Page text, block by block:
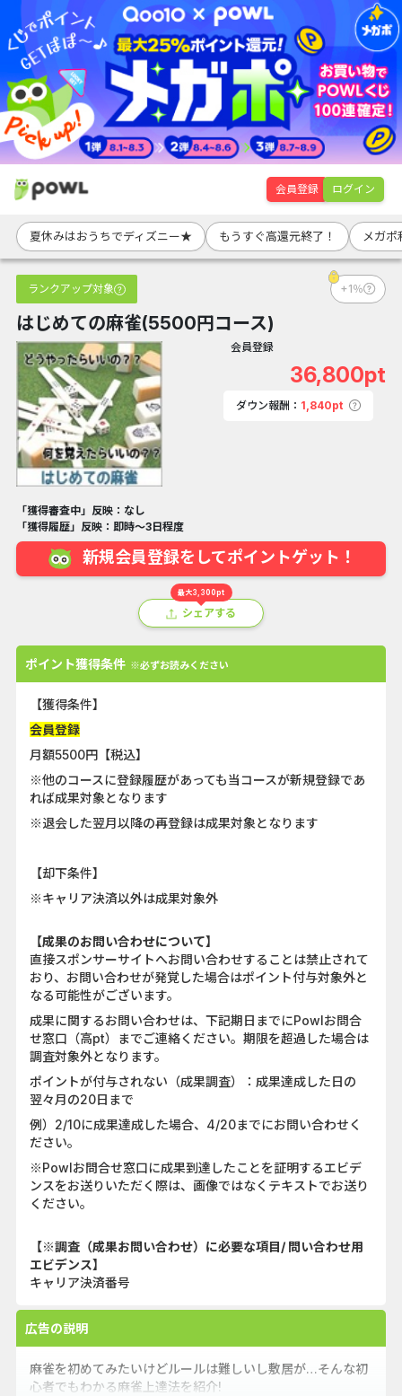
会員登録 ログイン
夏休みはおうちでディズニー★ もうすぐ高還元終了！ メガ
ランクアップ対象 +1％
はじめての麻雀(5500円コース)
会員登録
36,800pt
ダウン報酬： 1,840pt
「獲得審査中」反映：なし
「獲得履歴」反映：即時～3日程度
新規会員登録をしてポイントゲット！
最大3,300pt
シェアする
ポイント獲得条件 ※必ずお読みください
【獲得条件】
会員登録
月額5500円【税込】
※他のコースに登録履歴があっても当コースが新規登録であ
れば成果対象となります
※退会した翌月以降の再登録は成果対象となります
【却下条件】
※キャリア決済以外は成果対象外
【成果のお問い合わせについて】
直接スポンサーサイトへお問い合わせすることは禁止されて
おり、お問い合わせが発覚した場合はポイント付与対象外と
なる可能性がございます。
成果に関するお問い合わせは、下記期日までにPowlお問合
せ窓口（高pt）までご連絡ください。期限を超過した場合は
調査対象外となります。
ポイントが付与されない（成果調査）：成果達成した日の
翌々月の20日まで
例）2/10に成果達成した場合、4/20までにお問い合わせく
ださい。
※Powlお問合せ窓口に成果到達したことを証明するエビデ
ンスをお送りいただく際は、画像ではなくテキストでお送り
ください。
【※調査（成果お問い合わせ）に必要な項目/ 問い合わせ用
エビデンス】
キャリア決済番号
広告の説明
麻雀を初めてみたいけどルールは難しいし敷居が…そんな初
心者でもわかる麻雀上達法を紹介!